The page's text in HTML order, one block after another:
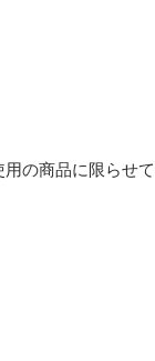
の商品に限らせ